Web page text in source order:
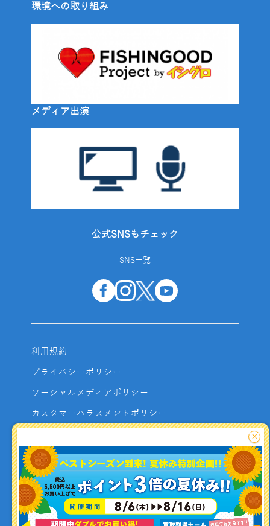
環境への取り組み
メディア出演
公式SNSもチェック
SNS一覧
利用規約
プライバシーポリシー
ソーシャルメディアポリシー
カスタマーハラスメントポリシー
よくあるご質問
お問い合わせ
利用者資金の保全方法
×